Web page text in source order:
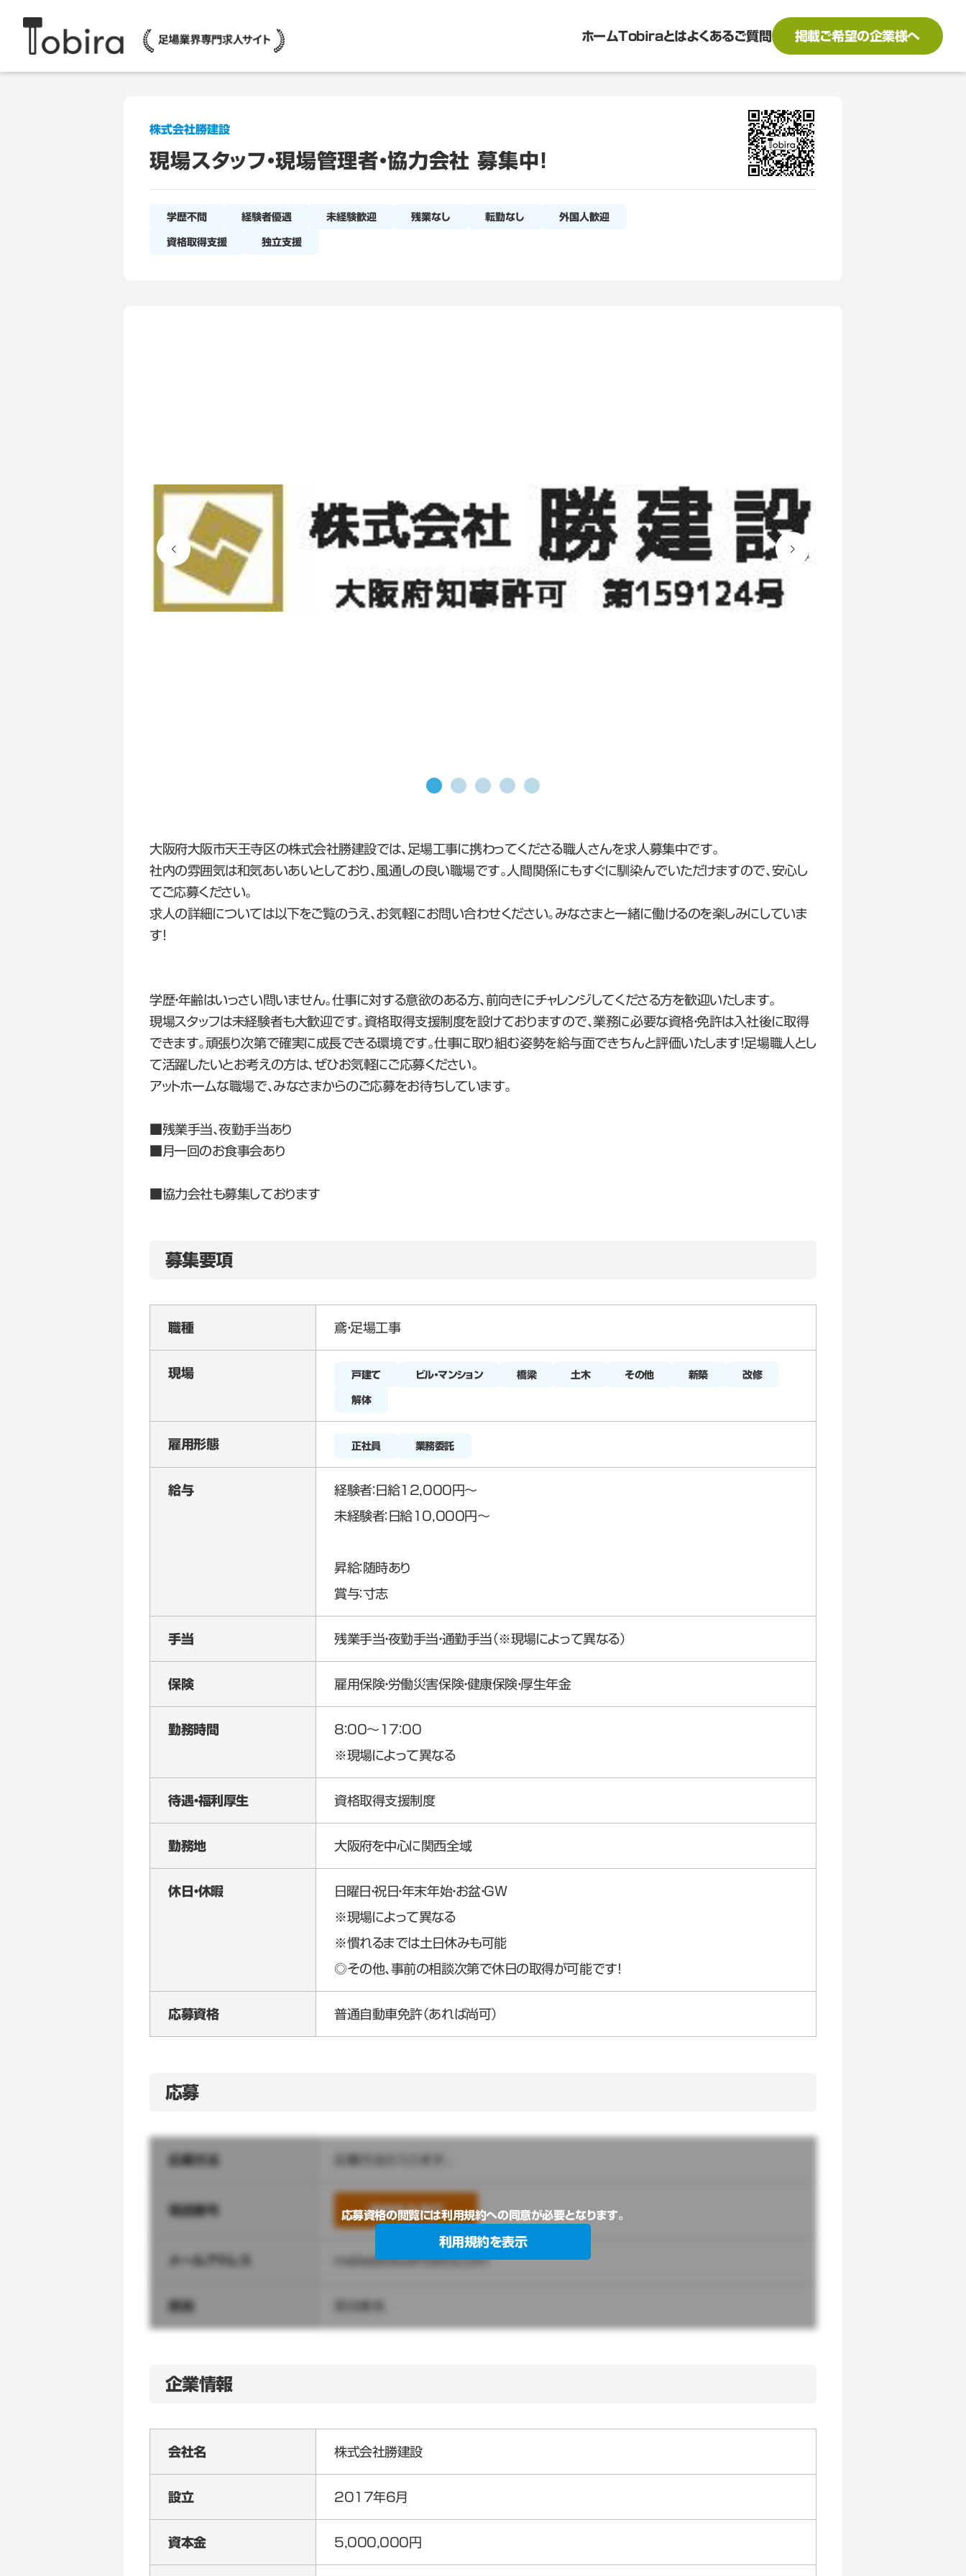
ホームTobiraとはよくあるご質問 掲載ご希望の企業様へ
株式会社勝建設
現場スタッフ・現場管理者・協力会社 募集中！
学歴不問 経験者優遇 未経験歓迎 残業なし 転勤なし 外国人歓迎
資格取得支援 独立支援
大阪府大阪市天王寺区の株式会社勝建設では、足場工事に携わってくださる職人さんを求人募集中です。
社内の雰囲気は和気あいあいとしており、風通しの良い職場です。人間関係にもすぐに馴染んでいただけますので、安心し
てご応募ください。
求人の詳細については以下をご覧のうえ、お気軽にお問い合わせください。みなさまと一緒に働けるのを楽しみにしていま
す！
学歴・年齢はいっさい問いません。仕事に対する意欲のある方、前向きにチャレンジしてくださる方を歓迎いたします。
現場スタッフは未経験者も大歓迎です。資格取得支援制度を設けておりますので、業務に必要な資格・免許は入社後に取得
できます。頑張り次第で確実に成長できる環境です。仕事に取り組む姿勢を給与面できちんと評価いたします！足場職人とし
て活躍したいとお考えの方は、ぜひお気軽にご応募ください。
アットホームな職場で、みなさまからのご応募をお待ちしています。
■残業手当、夜勤手当あり
■月一回のお食事会あり
■協力会社も募集しております
募集要項
職種 鳶・足場工事
現場 戸建て ビル・マンション 橋梁 土木 その他 新築 改修
解体
雇用形態 正社員 業務委託
給与
経験者：日給12,000円～
未経験者：日給10,000円～
昇給：随時あり
賞与：寸志
手当 残業手当・夜勤手当・通勤手当（※現場によって異なる）
保険 雇用保険・労働災害保険・健康保険・厚生年金
勤務時間
8：00～17：00
※現場によって異なる
待遇・福利厚生 資格取得支援制度
勤務地 大阪府を中心に関西全域
休日・休暇
日曜日・祝日・年末年始・お盆・GW
※現場によって異なる
※慣れるまでは土日休みも可能
◎その他、事前の相談次第で休日の取得が可能です！
応募資格 普通自動車免許（あれば尚可）
応募
応募資格の閲覧には利用規約への同意が必要となります。
利用規約を表示
応募方法
電話番号 連絡先を表示
メールアドレス mailaddress@tobira.com
担当
企業情報
会社名 株式会社勝建設
設立 2017年6月
資本金 5,000,000円